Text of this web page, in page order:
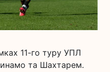
11-го туру УПЛ
та Шахтарем.